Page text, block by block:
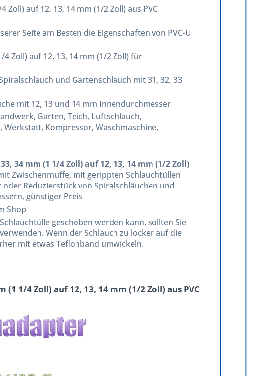
Zoll) auf 12, 13, 14 mm (1/2 Zoll) aus PVC
Seite am Besten die Eigenschaften von PVC-U
Zoll) auf 12, 13, 14 mm (1/2 Zoll) für
und Gartenschlauch mit 31, 32, 33
mit 12, 13 und 14 mm Innendurchmesser
Garten, Teich, Luftschlauch,
Kompressor, Waschmaschine,
34 mm (1 1/4 Zoll) auf 12, 13, 14 mm (1/2 Zoll)
Zwischenmuffe, mit gerippten Schlauchtüllen
Reduzierstück von Spiralschläuchen und
günstiger Preis
Shop
geschoben werden kann, sollten Sie
Wenn der Schlauch zu locker auf die
mit etwas Teflonband umwickeln.
1/4 Zoll) auf 12, 13, 14 mm (1/2 Zoll) aus PVC